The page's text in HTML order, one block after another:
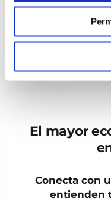
m
Integra mente,
Construye libertad
El mayor
Conecta con
entienden